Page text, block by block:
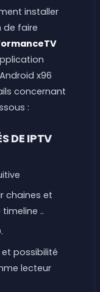
installer
de faire
x96
concernant
:
DE IPTV
chaines et
timeline ..
possibilité
lecteur